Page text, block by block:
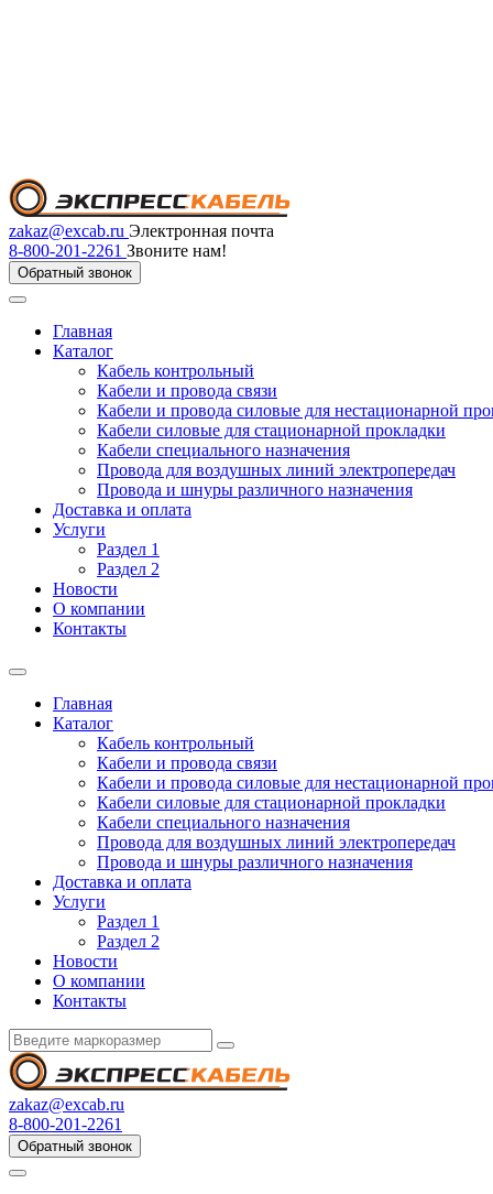
zakaz@excab.ru Электронная почта
8-800-201-2261 Звоните нам!
Обратный звонок
Главная
Каталог
Кабель контрольный
Кабели и провода связи
Кабели и провода силовые для нестационарной
Кабели силовые для стационарной прокладки
Кабели специального назначения
Провода для воздушных линий электропередач
Провода и шнуры различного назначения
Доставка и оплата
Услуги
Раздел 1
Раздел 2
Новости
О компании
Контакты
Главная
Каталог
Кабель контрольный
Кабели и провода связи
Кабели и провода силовые для нестационарной
Кабели силовые для стационарной прокладки
Кабели специального назначения
Провода для воздушных линий электропередач
Провода и шнуры различного назначения
Доставка и оплата
Услуги
Раздел 1
Раздел 2
Новости
О компании
Контакты
zakaz@excab.ru
8-800-201-2261
Обратный звонок